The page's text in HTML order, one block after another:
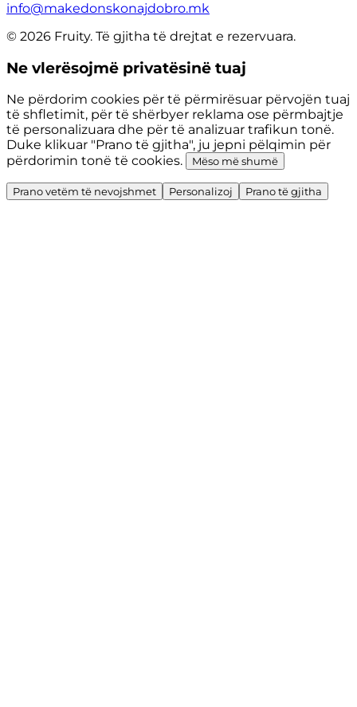
info@makedonskonajdobro.mk
© 2026 Fruity. Të gjitha të drejtat e rezervuara.
Ne vlerësojmë privatësinë tuaj
Ne përdorim cookies për të përmirësuar përvojën tuaj
të shfletimit, për të shërbyer reklama ose përmbajtje
të personalizuara dhe për të analizuar trafikun tonë.
Duke klikuar "Prano të gjitha", ju jepni pëlqimin për
përdorimin tonë të cookies.
Mëso më shumë
Prano vetëm të nevojshmet Personalizoj Prano të gjitha